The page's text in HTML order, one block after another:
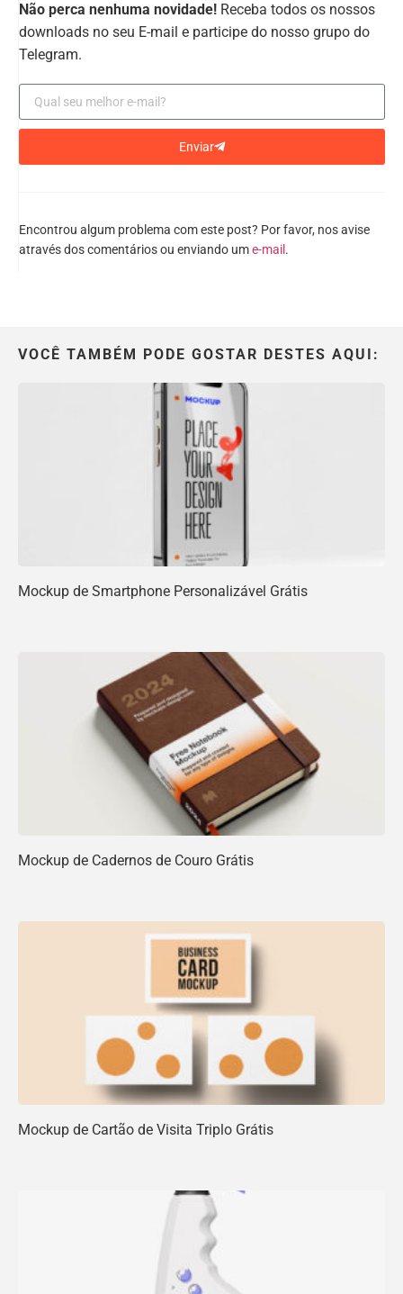
Não perca nenhuma novidade! Receba todos os nossos
downloads no seu E-mail e participe do nosso grupo do
Telegram.
Enviar
Encontrou algum problema com este post? Por favor, nos avise
através dos comentários ou enviando ume-mail .
VOCÊ TAMBÉM PODE GOSTAR DESTES AQUI:
Mockup de Smartphone Personalizável Grátis
Mockup de Cadernos de Couro Grátis
Mockup de Cartão de Visita Triplo Grátis